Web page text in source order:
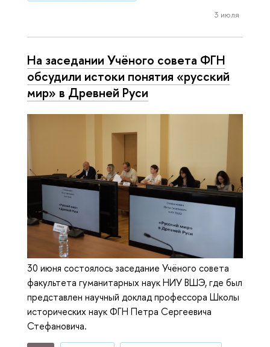
3 июля
На заседании Учёного совета ФГН
обсудили истоки понятия «русский
мир» в Древней Руси
30 июня состоялось заседание Учёного совета
факультета гуманитарных наук НИУ ВШЭ, где был
представлен научный доклад профессора Школы
исторических наук ФГН Петра Сергеевича
Стефановича.